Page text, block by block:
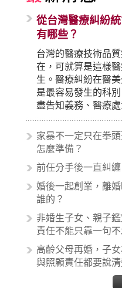
從台灣醫療糾紛
有哪些？
台灣的醫療技術品
在，可就算是這樣
生。醫療糾紛在醫
是最容易發生的科
盡告知義務、醫療
顧失當、醫療費用
生與病患之間引起
例中最後都走向訴
的內容其實非常多
家暴不一定只在拳
怎麼準備？
前任分手後一直糾
婚後一起創業，離
誰的？
非婚生子女、親子
責任不能只靠一句
高齡父母再婚，子
與照顧責任都要說清